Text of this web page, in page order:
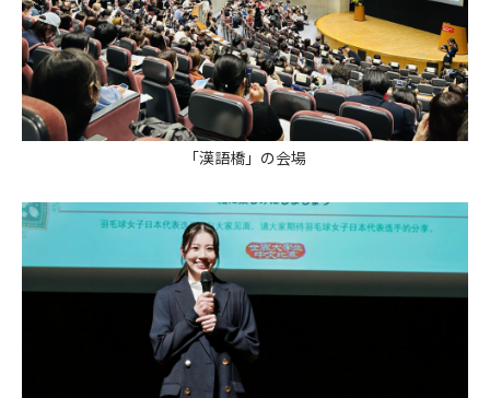
「漢語橋」の会場